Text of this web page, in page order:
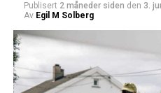
Publisert 2 måneder siden den 3.
Av Egil M Solberg